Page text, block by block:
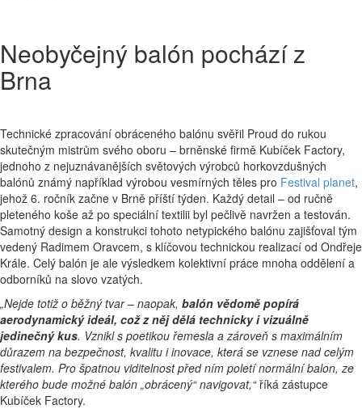
Neobyčejný balón pochází z
Brna
Technické zpracování obráceného balónu svěřil Proud do rukou
skutečným mistrům svého oboru – brněnské firmě Kubíček Factory,
jednoho z nejuznávanějších světových výrobců horkovzdušných
balónů známý například výrobou vesmírných těles pro Festival planet,
jehož 6. ročník začne v Brně příští týden. Každý detail – od ručně
pleteného koše až po speciální textilii byl pečlivě navržen a testován.
Samotný design a konstrukci tohoto netypického balónu zajišťoval tým
vedený Radimem Oravcem, s klíčovou technickou realizací od Ondřeje
Krále. Celý balón je ale výsledkem kolektivní práce mnoha oddělení a
odborníků na slovo vzatých.
„Nejde totiž o běžný tvar – naopak, balón vědomě popírá
aerodynamický ideál, což z něj dělá technicky i vizuálně
jedinečný kus. Vznikl s poetikou řemesla a zároveň s maximálním
důrazem na bezpečnost, kvalitu i inovace, která se vznese nad celým
festivalem. Pro špatnou viditelnost před ním poletí normální balon, ze
kterého bude možné balón „obrácený“ navigovat,“říká zástupce
Kubíček Factory.